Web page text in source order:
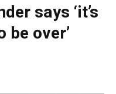
says ‘it’s
be over’